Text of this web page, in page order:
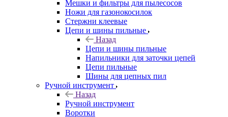
Мешки и фильтры для пылесосов
Ножи для газонокосилок
Стержни клеевые
Цепи и шины пильные
Назад
Цепи и шины пильные
Напильники для заточки цепей
Цепи пильные
Шины для цепных пил
Ручной инструмент
Назад
Ручной инструмент
Воротки